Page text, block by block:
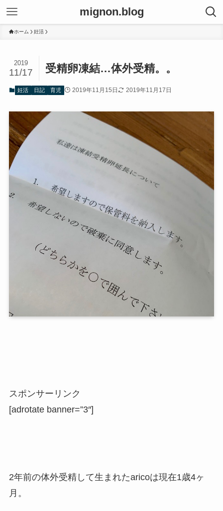
mignon.blog
ホーム 妊活
受精卵凍結…体外受精。。
2019
11/17
妊活 日記 育児 2019年11月15日 2019年11月17日
スポンサーリンク
[adrotate banner=”3″]
2年前の体外受精して生まれたaricoは現在1歳4ヶ
月。